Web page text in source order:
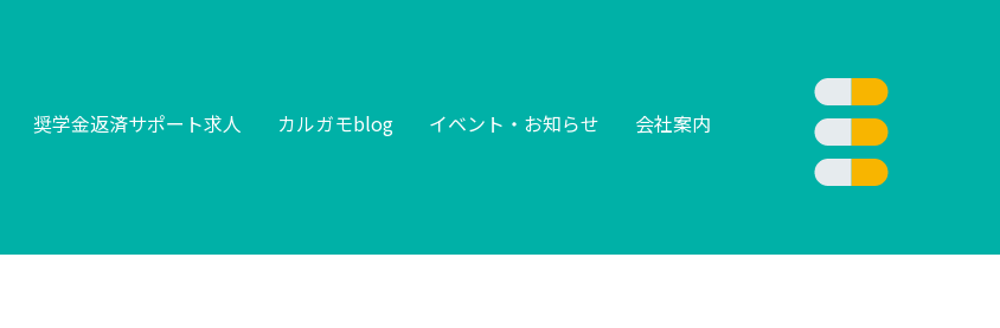
奨学金返済サポート求人 カルガモblog イベント・お知らせ 会社案内